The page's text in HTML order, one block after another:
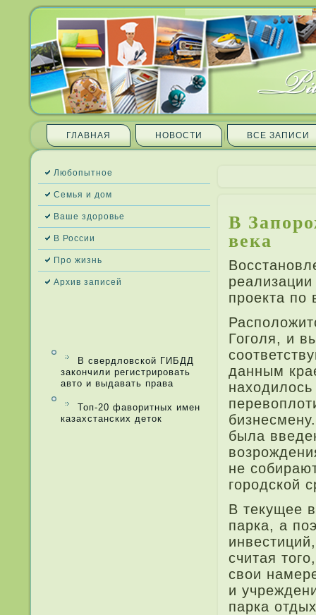
ГЛАВНАЯ НОВОСТИ ВСЕ ЗАПИ­СИ
Любопытное
Семья и дом
Ваше здоровье
В России
Про жизнь
Архив запи­сей
В свердловской ГИБДД
закончили регистрировать
авто и выдавать права
Топ-20 фаворитных имен
казахстанских деток
В
века
реализации
проекта по
Гоголя, и
да­нным
была
не
городской
В текущее
парка, а
считая
свои
и
парка